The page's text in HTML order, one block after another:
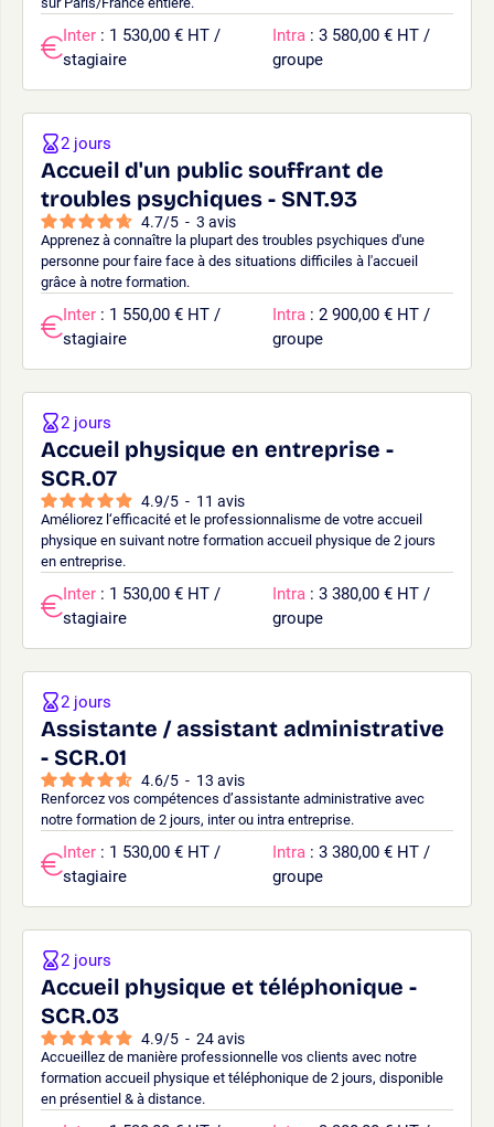
Inter : 1 530,00 € HT /
stagiaire
Intra : 3 580,00 € HT /
groupe
Accueil d'un public souffrant de
troubles psychiques - SNT.93
4.7/5 - 3 avis
Apprenez à connaître la plupart des troubles psychiques d'une
personne pour faire face à des situations difficiles à l'accueil
grâce à notre formation.
2 jours
Inter : 1 550,00 € HT /
stagiaire
Intra : 2 900,00 € HT /
groupe
Accueil physique en entreprise -
SCR.07
4.9/5 - 11 avis
Améliorez l‘efficacité et le professionnalisme de votre accueil
physique en suivant notre formation accueil physique de 2 jours
en entreprise.
2 jours
Inter : 1 530,00 € HT /
stagiaire
Intra : 3 380,00 € HT /
groupe
Assistante / assistant administrative
- SCR.01
4.6/5 - 13 avis
Renforcez vos compétences d’assistante administrative avec
notre formation de 2 jours, inter ou intra entreprise.
2 jours
Inter : 1 530,00 € HT /
stagiaire
Intra : 3 380,00 € HT /
groupe
Accueil physique et téléphonique -
SCR.03
4.9/5 - 24avis
Accueillez de manière professionnelle vos clients avec notre
formation accueil physique et téléphonique de 2 jours, disponible
en présentiel & à distance.
2 jours